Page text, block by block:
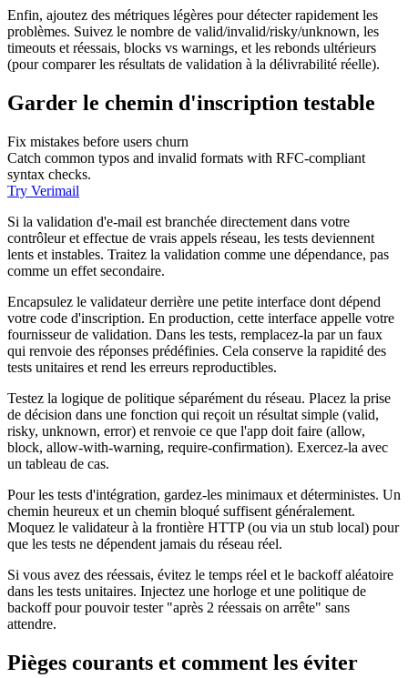
Enfin, ajoutez des métriques légères pour détecter rapidement les
problèmes. Suivez le nombre de valid/invalid/risky/unknown, les
timeouts et réessais, blocks vs warnings, et les rebonds ultérieurs
(pour comparer les résultats de validation à la délivrabilité réelle).
Garder le chemin d'inscription testable
Fix mistakes before users churn
Catch common typos and invalid formats with RFC-compliant
syntax checks.
Try Verimail
Si la validation d'e‑mail est branchée directement dans votre
contrôleur et effectue de vrais appels réseau, les tests deviennent
lents et instables. Traitez la validation comme une dépendance, pas
comme un effet secondaire.
Encapsulez le validateur derrière une petite interface dont dépend
votre code d'inscription. En production, cette interface appelle votre
fournisseur de validation. Dans les tests, remplacez‑la par un faux
qui renvoie des réponses prédéfinies. Cela conserve la rapidité des
tests unitaires et rend les erreurs reproductibles.
Testez la logique de politique séparément du réseau. Placez la prise
de décision dans une fonction qui reçoit un résultat simple (valid,
risky, unknown, error) et renvoie ce que l'app doit faire (allow,
block, allow-with-warning, require-confirmation). Exercez‑la avec
un tableau de cas.
Pour les tests d'intégration, gardez‑les minimaux et déterministes. Un
chemin heureux et un chemin bloqué suffisent généralement.
Moquez le validateur à la frontière HTTP (ou via un stub local) pour
que les tests ne dépendent jamais du réseau réel.
Si vous avez des réessais, évitez le temps réel et le backoff aléatoire
dans les tests unitaires. Injectez une horloge et une politique de
backoff pour pouvoir tester "après 2 réessais on arrête" sans
attendre.
Pièges courants et comment les éviter